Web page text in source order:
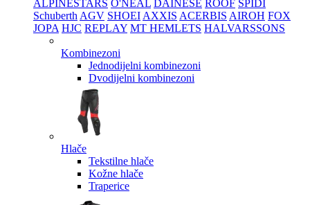
ALPINESTARS O'NEAL DAINESE ROOF SPIDI
Schuberth AGV SHOEI AXXIS ACERBIS AIROH FOX
JOPA HJC REPLAY MT HEMLETS HALVARSSONS
Kombinezoni
Jednodijelni kombinezoni
Dvodijelni kombinezoni
Hlače
Tekstilne hlače
Kožne hlače
Traperice